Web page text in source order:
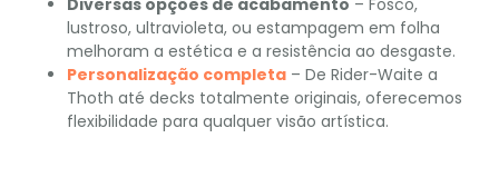
Diversas opções de acabamento – Fosco,
lustroso, ultravioleta, ou estampagem em folha
melhoram a estética e a resistência ao desgaste.
Personalização completa – De Rider-Waite a
Thoth até decks totalmente originais, oferecemos
flexibilidade para qualquer visão artística.